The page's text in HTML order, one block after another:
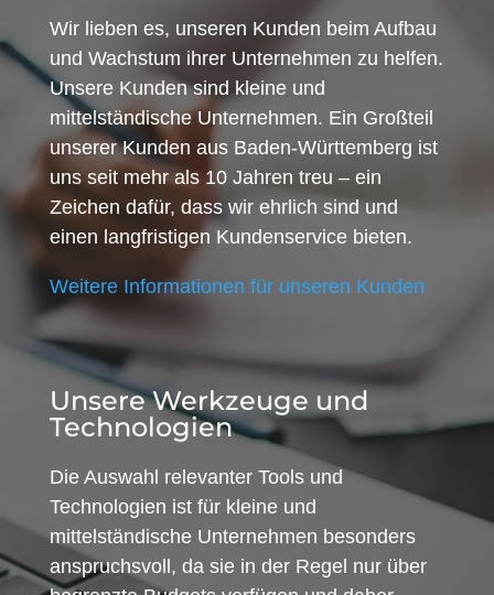
Wir lieben es, unseren Kunden beim Aufbau
und Wachstum ihrer Unternehmen zu helfen.
Unsere Kunden sind kleine und
mittelständische Unternehmen. Ein Großteil
unserer Kunden aus Baden-Württemberg ist
uns seit mehr als 10 Jahren treu – ein
Zeichen dafür, dass wir ehrlich sind und
einen langfristigen Kundenservice bieten.
Weitere Informationen für unseren Kunden
Unsere Werkzeuge und
Technologien
Die Auswahl relevanter Tools und
Technologien ist für kleine und
mittelständische Unternehmen besonders
anspruchsvoll, da sie in der Regel nur über